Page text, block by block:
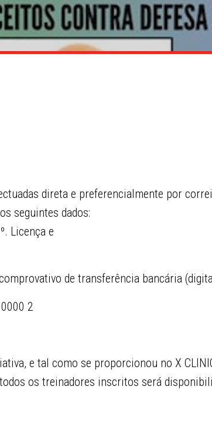
direta e preferencialmente por
seguintes dados:
Licença e
de transferência bancária
2
e tal como se proporcionou no X
todos os treinadores inscritos será